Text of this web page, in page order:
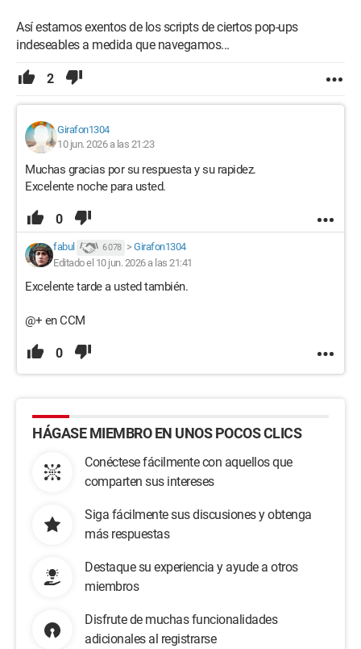
Así estamos exentos de los scripts de ciertos pop-ups
indeseables a medida que navegamos...
2
Girafon1304
10 jun. 2026 a las 21:23
Muchas gracias por su respuesta y su rapidez.
Excelente noche para usted.
0
fabul 6 078 > Girafon1304
Editado el 10 jun. 2026 a las 21:41
Excelente tarde a usted también.
@+ en CCM
0
HÁGASE MIEMBRO EN UNOS POCOS CLICS
Conéctese fácilmente con aquellos que
comparten sus intereses
Siga fácilmente sus discusiones y obtenga
más respuestas
Destaque su experiencia y ayude a otros
miembros
Disfrute de muchas funcionalidades
adicionales al registrarse